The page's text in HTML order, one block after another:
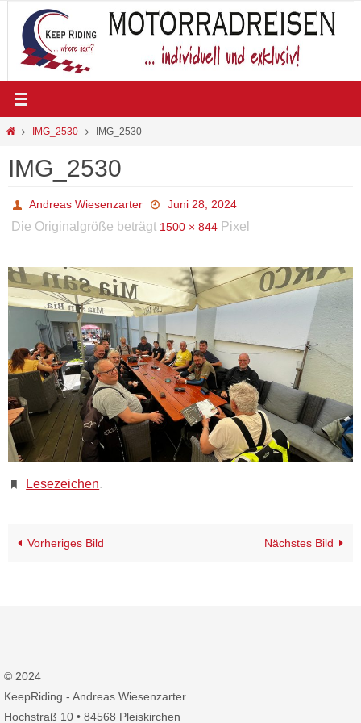
Inhalt
springen
StartIMG_2530 IMG_2530
IMG_2530
Andreas Wiesenzarter Juni 28, 2024
Die Originalgröße beträgt 1500 × 844 Pixel
Lesezeichen.
Vorheriges Bild Nächstes Bild
© 2024
KeepRiding - Andreas Wiesenzarter
Hochstraß 10 • 84568 Pleiskirchen